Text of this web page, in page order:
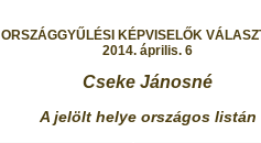
ORSZÁGGYŰLÉSI KÉPVISELŐK
2014. április. 6
Cseke Jánosné
A jelölt helye országos listán